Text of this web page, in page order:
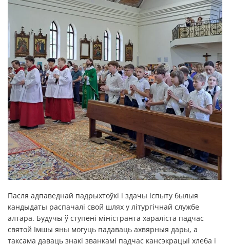
Пасля адпаведнай падрыхтоўкі і здачы іспыту былыя
кандыдаты распачалі свой шлях у літургічнай службе
алтара. Будучы ў ступені міністранта хараліста падчас
святой Імшы яны могуць падаваць ахвярныя дары, а
таксама даваць знакі званкамі падчас кансэкрацыі хлеба і